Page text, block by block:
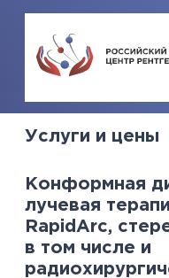
Услуги и цены
Конформная
лучевая
RapidArc,
в том числе и